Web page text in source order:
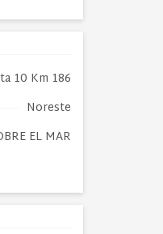
10 Km 186
Noreste
EL MAR